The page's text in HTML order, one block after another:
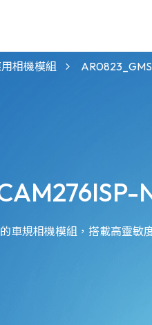
相機模組
車規相機模組，搭載高靈敏